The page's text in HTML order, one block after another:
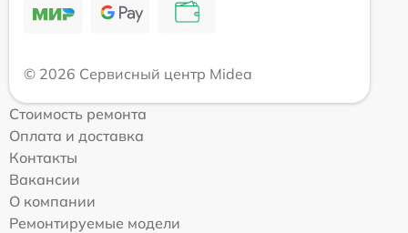
© 2026 Сервисный центр Midea
Стоимость ремонта
Оплата и доставка
Контакты
Вакансии
О компании
Ремонтируемые модели